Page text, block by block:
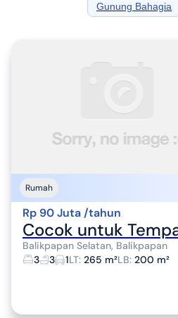
Gunung Bahagia
Rumah
Rp 90 Juta /tahun
Balikpapan Selatan, Balikpapan
3
3 1LT: 265 m²LB: 200 m²